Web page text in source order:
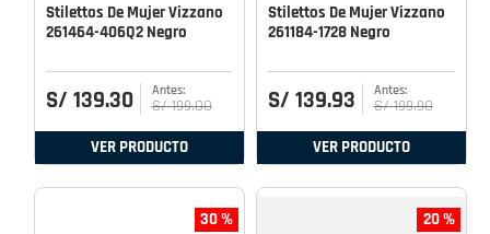
Stilettos De Mujer Vizzano
261464-406Q2 Negro
S/ 139.30 S/ 199.00
VER PRODUCTO
Stilettos De Mujer Vizzano
261184-1728 Negro
S/ 139.93 S/ 199.90
VER PRODUCTO
30 % 20 %